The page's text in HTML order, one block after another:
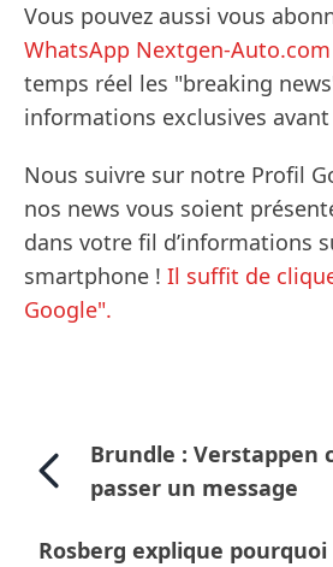
Vous pouvez aussi vous
WhatsApp Nextgen-Auto.com
temps réel les "breaking
informations exclusives
Nous suivre sur notre Profil
nos news vous soient
dans votre fil d’informations
smartphone ! Il suffit de
Google".
Brundle : Verstappen
passer un message
Rosberg explique